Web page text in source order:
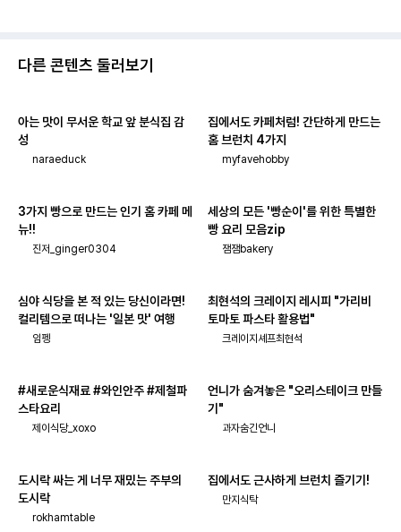
다른 콘텐츠 둘러보기
아는 맛이 무서운 학교 앞 분식집 감
성
naraeduck
집에서도 카페처럼! 간단하게 만드는
홈 브런치 4가지
myfavehobby
3가지 빵으로 만드는 인기 홈 카페 메
뉴!!
진저_ginger0304
세상의 모든 '빵순이'를 위한 특별한
빵 요리 모음zip
잼잼bakery
심야 식당을 본 적 있는 당신이라면!
컬리템으로 떠나는 '일본 맛' 여행
임펭
최현석의 크레이지 레시피 "가리비
토마토 파스타 활용법"
크레이지셰프최현석
#새로운식재료 #와인안주 #제철파
스타요리
제이식당_xoxo
언니가 숨겨놓은 "오리스테이크 만들
기"
과자숨긴언니
도시락 싸는 게 너무 재밌는 주부의
도시락
rokhamtable
집에서도 근사하게 브런치 즐기기!
만지식탁